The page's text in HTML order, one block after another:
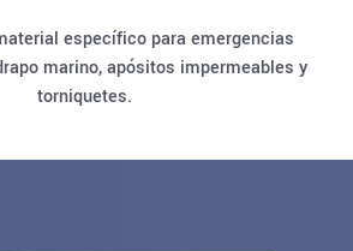
específico para emergencias
marino, apósitos impermeables y
torniquetes.